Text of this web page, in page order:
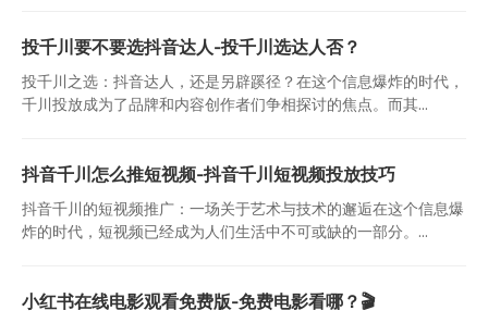
投千川要不要选抖音达人-投千川选达人否？
投千川之选：抖音达人，还是另辟蹊径？在这个信息爆炸的时代，
千川投放成为了品牌和内容创作者们争相探讨的焦点。而其...
抖音千川怎么推短视频-抖音千川短视频投放技巧
抖音千川的短视频推广：一场关于艺术与技术的邂逅在这个信息爆
炸的时代，短视频已经成为人们生活中不可或缺的一部分。...
小红书在线电影观看免费版-免费电影看哪？🎬